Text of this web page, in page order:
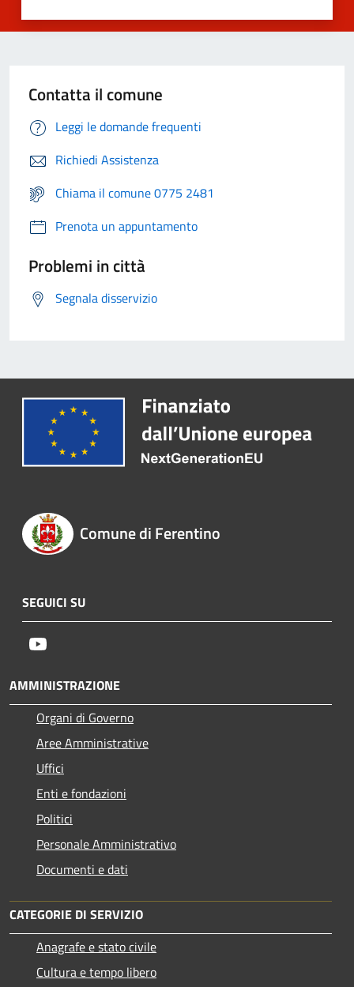
Contatta il comune
Leggi le domande frequenti
Richiedi Assistenza
Chiama il comune 0775 2481
Prenota un appuntamento
Problemi in città
Segnala disservizio
Comune di Ferentino
SEGUICI SU
AMMINISTRAZIONE
Organi di Governo
Aree Amministrative
Uffici
Enti e fondazioni
Politici
Personale Amministrativo
Documenti e dati
CATEGORIE DI SERVIZIO
Anagrafe e stato civile
Cultura e tempo libero